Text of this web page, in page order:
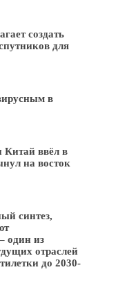
создать
для
в
Китай ввёл в
на восток
синтез,
один из
отраслей
до 2030-